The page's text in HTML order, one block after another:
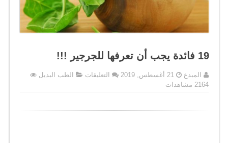
19 فائدة يجب أن تعرفها للجرجير !!!
المبدع 21 أغسطس, 2019 التعليقات على
أن
الطب البديل
2164 مشاهدات